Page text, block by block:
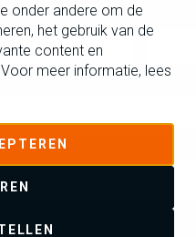
onder andere om de
het gebruik van de
content en
meer informatie, lees
en ga akkoord met de